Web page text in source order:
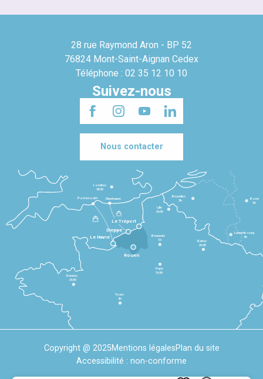
28 rue Raymond Aron - BP 52
76824 Mont-Saint-Aignan Cedex
Téléphone : 02 35 12 10 10
Suivez-nous
Nous contacter
Le Havre
Dieppe
Le Tréport
Rennes
2h30
Tours
3h
Paris
1h30
Beauvais
1h
Reims
2h45
Lille
2h30
Bruxelles
3h
Londres
3h30
Newhaven
Portsmouth
Bonn
5h
Luxembourg
4h
Rouen
Copyright @ 2025Mentions légalesPlan du site
Accessibilité : non-conforme